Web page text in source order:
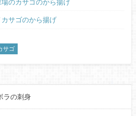
場のカサゴのから揚げ
サゴのから揚げ
サゴ
ラの刺身